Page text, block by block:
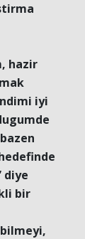
hazir
iyi
diye
bir